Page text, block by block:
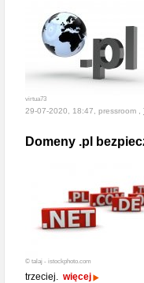
virtua73
29-07-2020, 18:47, pressroom ,
Domeny .pl
© talaj - istockphoto.com
trzeciej. więcej